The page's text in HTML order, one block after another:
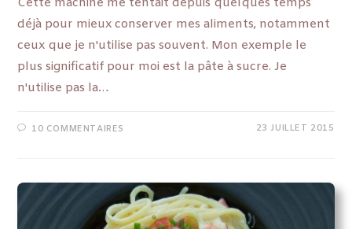
Cette machine me tentait depuis quelques temps
déjà pour mieux conserver mes aliments, notamment
ceux que je n'utilise pas souvent. Mon exemple le
plus significatif pour moi est la pâte à sucre. Je
n'utilise pas la…
10 COMMENTAIRES 23 JUILLET 2015